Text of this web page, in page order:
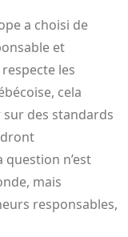
a choisi de
et
les
cela
sur des standards
n’est
mais
responsables,